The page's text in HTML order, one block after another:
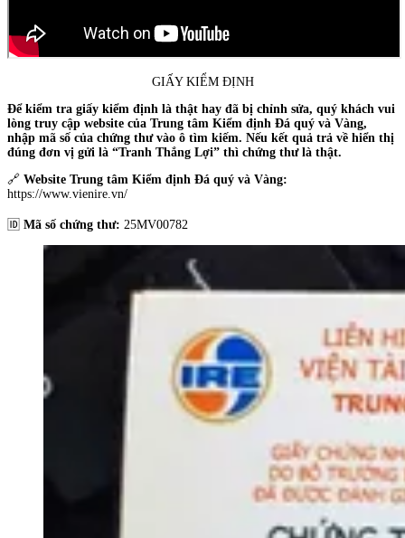
GIẤY KIỂM ĐỊNH
Để kiểm tra giấy kiểm định là thật hay đã bị chỉnh sửa, quý khách vui
lòng truy cập website của Trung tâm Kiểm định Đá quý và Vàng,
nhập mã số của chứng thư vào ô tìm kiếm. Nếu kết quả trả về hiển thị
đúng đơn vị gửi là “Tranh Thắng Lợi” thì chứng thư là thật.
🔗 Website Trung tâm Kiểm định Đá quý và Vàng:
https://www.vienire.vn/
🆔 Mã số chứng thư: 25MV00782